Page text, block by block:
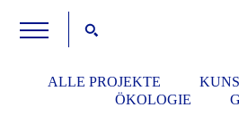
ALLE PROJEKTE
ÖKOLOGIE